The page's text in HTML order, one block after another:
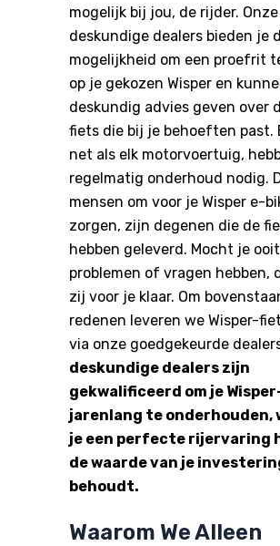
mogelijk bij jou, de rijder. Onze
deskundige dealers bieden je
mogelijkheid om een proefrit
op je gekozen Wisper en
deskundig advies geven over
fiets die bij je behoeften past.
net als elk motorvoertuig,
regelmatig onderhoud nodig.
mensen om voor je Wisper e-
zorgen, zijn degenen die de
hebben geleverd. Mocht je ooit
problemen of vragen hebben,
zij voor je klaar. Om
redenen leveren we Wisper-
via onze goedgekeurde
deskundige dealers zijn
gekwalificeerd om je
jarenlang te onderhouden,
je een perfecte rijervaring
de waarde van je
behoudt.
Waarom We Alleen